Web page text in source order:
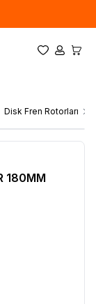
Favorilerim
Hesabım
Disk Fren Rotorları
180MM